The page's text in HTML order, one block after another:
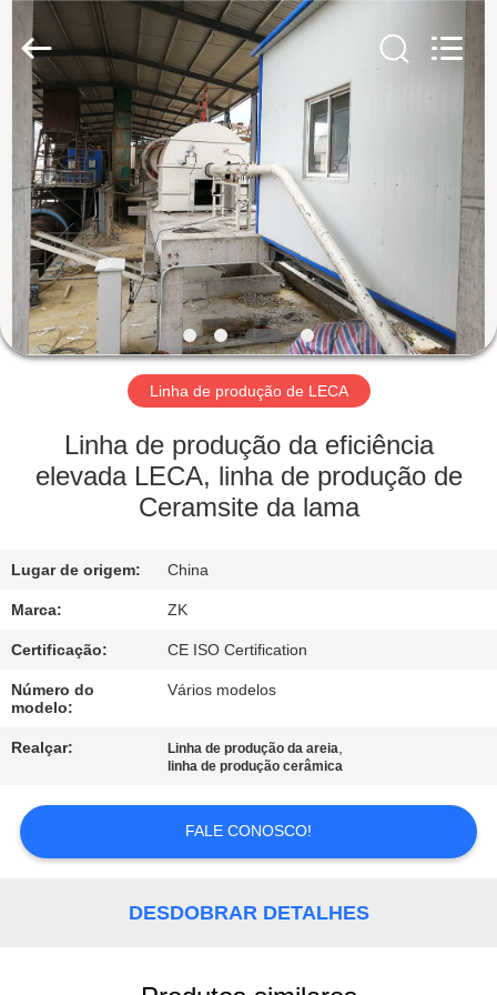
CASA
PRODUTOS
VÍDEOS
MOSTRA
DE
SOBRE
EXCURSÃO
DA
FÁBRICA
CONTROLE
DA
CONTACTE-
CO.Ltd.
Rights
Reserved.
Developed
ECER
Linha de produção de LECA
Linha de produção da eficiência
elevada LECA, linha de produção de
Ceramsite da lama
Lugar de origem: China
Marca: ZK
Certificação: CE ISO Certification
Número do
modelo:
Vários modelos
Realçar: Linha de produção da areia,
linha de produção cerâmica
FALE CONOSCO!
DESDOBRAR DETALHES